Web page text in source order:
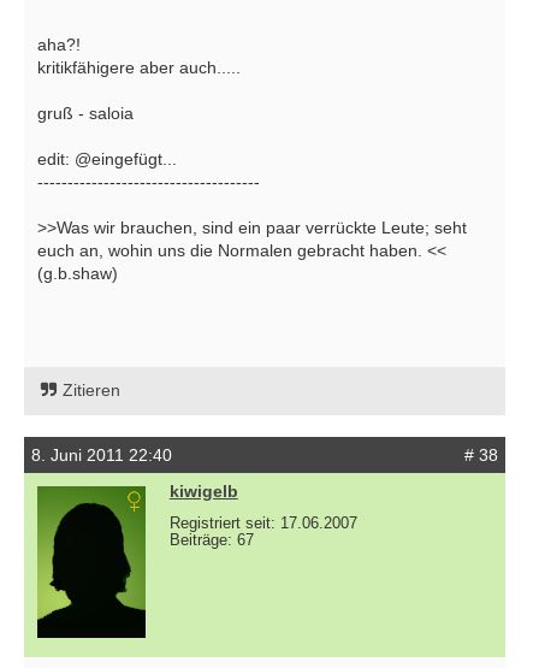
aha?!
kritikfähigere aber auch.....
gruß - saloia
edit: @eingefügt...
-------------------------------------
>>Was wir brauchen, sind ein paar verrückte Leute; seht
euch an, wohin uns die Normalen gebracht haben. <<
(g.b.shaw)
Zitieren
8. Juni 2011 22:40
# 38
kiwigelb
Registriert seit: 17.06.2007
Beiträge: 67